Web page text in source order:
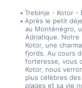
Trebinje - Kotor -
Après le petit
au Monténégro,
Adriatique. Notre
Kotor, une
fjords. Au cours
forteresse, vous
Kotor, nous
plus célèbres
plages et sa vie